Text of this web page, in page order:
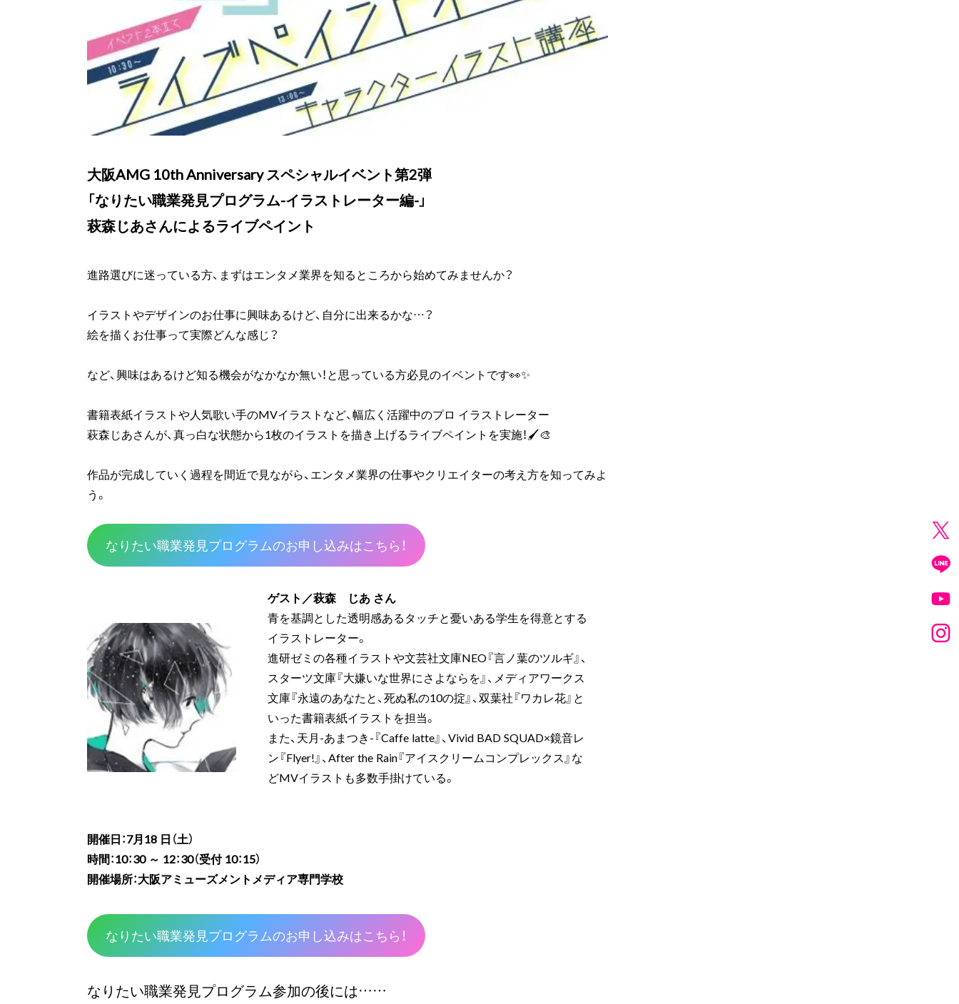
大阪AMG 10th Anniversary スペシャルイベント第2弾
「なりたい職業発見プログラム-イラストレーター編-」
萩森じあさんによるライブペイント
進路選びに迷っている方、まずはエンタメ業界を知るところから始めてみませんか？
イラストやデザインのお仕事に興味あるけど、自分に出来るかな…？
絵を描くお仕事って実際どんな感じ？
など、興味はあるけど知る機会がなかなか無い！と思っている方必見のイベントです👀✨
書籍表紙イラストや人気歌い手のMVイラストなど、幅広く活躍中のプロ イラストレーター
萩森じあさんが、真っ白な状態から1枚のイラストを描き上げるライブペイントを実施！🖌🎨
作品が完成していく過程を間近で見ながら、エンタメ業界の仕事やクリエイターの考え方を知ってみよ
う。
なりたい職業発見プログラムのお申し込みはこちら！
ゲスト／萩森 じあ さん
青を基調とした透明感あるタッチと憂いある学生を得意とする
イラストレーター。
進研ゼミの各種イラストや文芸社文庫NEO『言ノ葉のツルギ』、
スターツ文庫『大嫌いな世界にさよならを』、メディアワークス
文庫『永遠のあなたと、死ぬ私の10の掟』、双葉社『ワカレ花』と
いった書籍表紙イラストを担当。
また、天月-あまつき-『Caffe latte』、Vivid BAD SQUAD×鏡音レ
ン『Flyer!』、After the Rain『アイスクリームコンプレックス』な
どMVイラストも多数手掛けている。
開催日：7月18 日（土）
時間：10：30 ～ 12：30（受付 10：15）
開催場所：大阪アミューズメントメディア専門学校
なりたい職業発見プログラムのお申し込みはこちら！
なりたい職業発見プログラム参加の後には……